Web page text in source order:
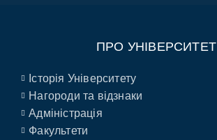
ПРО УНІВЕРСИТЕТ
Історія Університету
Нагороди та відзнаки
Адміністрація
Факультети